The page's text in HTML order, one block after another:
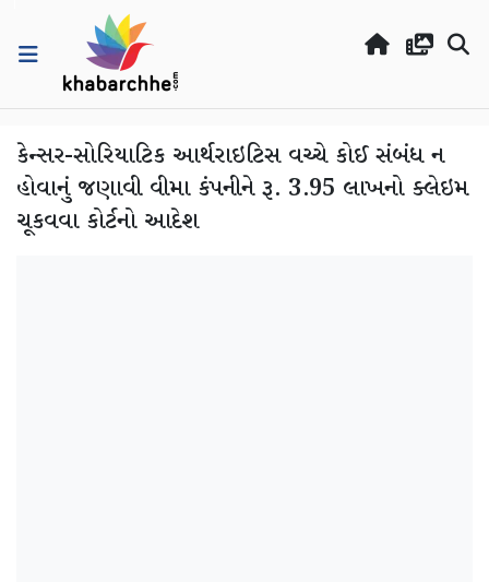
કેન્સર-સોરિયાટિક આર્થરાઇટિસ વચ્ચે કોઈ સંબંધ ન
હોવાનું જણાવી વીમા કંપનીને રૂ. 3.95 લાખનો ક્લેઇમ
ચૂકવવા કોર્ટનો આદેશ